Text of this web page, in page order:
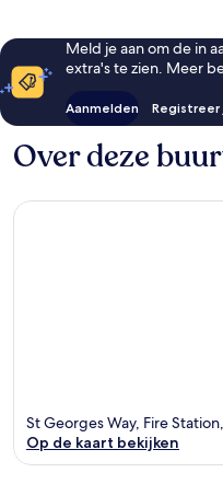
Meld je aan om de in
extra's te zien. Meer
Aanmelden Registreer
Over deze
St Georges Way, Fire
Op de kaart bekijken